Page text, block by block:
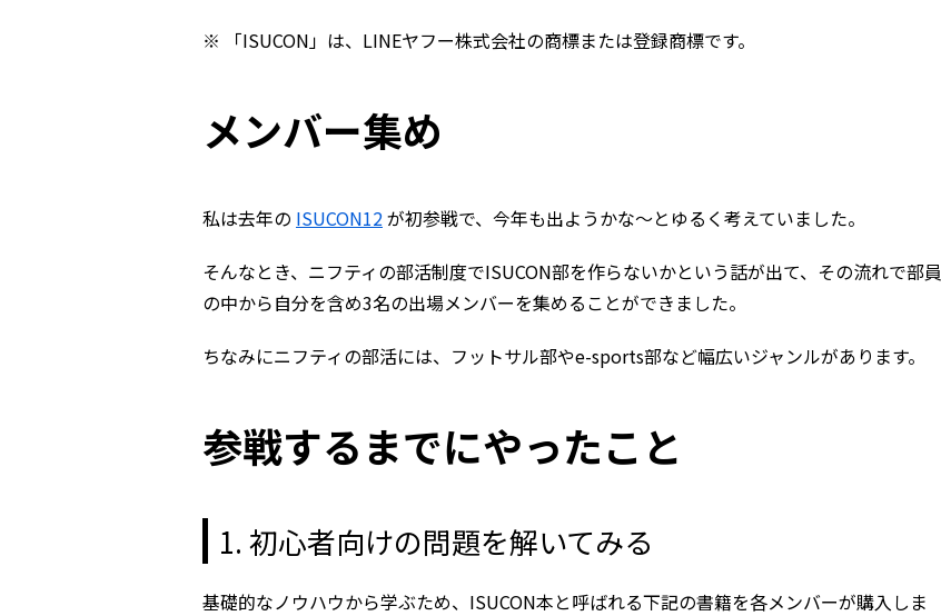
※ 「ISUCON」は、LINEヤフー株式会社の商標または登録商標です。
メンバー集め
私は去年の ISUCON12が初参戦で、今年も出ようかな〜とゆるく考えていました。
そんなとき、ニフティの部活制度でISUCON部を作らないかという話が出て、その流れで部員
の中から自分を含め3名の出場メンバーを集めることができました。
ちなみにニフティの部活には、フットサル部やe-sports部など幅広いジャンルがあります。
参戦するまでにやったこと
1. 初心者向けの問題を解いてみる
基礎的なノウハウから学ぶため、ISUCON本と呼ばれる下記の書籍を各メンバーが購入しま